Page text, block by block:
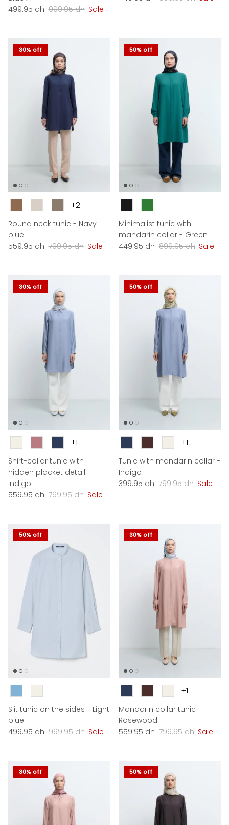
Sale price
499.95 dh Regular price
999.95 dh Sale
30% off
Couleur
+2
Round neck tunic - Navy
blue
Sale price
559.95 dh Regular price
799.95 dh Sale
50% off
Minimalist tunic with
mandarin collar - Green
Sale price
449.95 dh Regular price
899.95 dh Sale
30% off
Couleur
+1
Shirt-collar tunic with
hidden placket detail -
Indigo
Sale price
559.95 dh Regular price
799.95 dh Sale
50% off
Couleur
+1
Tunic with mandarin collar -
Indigo
Sale price
399.95 dh Regular price
799.95 dh Sale
50% off
Slit tunic on the sides - Light
blue
Sale price
499.95 dh Regular price
999.95 dh Sale
30% off
Couleur
+1
Mandarin collar tunic -
Rosewood
Sale price
559.95 dh Regular price
799.95 dh Sale
30% off 50% off